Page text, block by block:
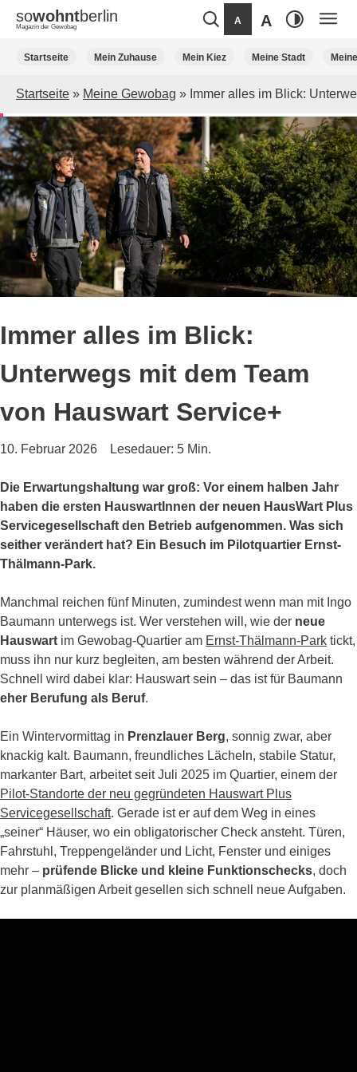
sowohntberlin
Magazin der Gewobag
A A
Startseite Mein Zuhause Mein Kiez Meine Stadt
Startseite » Meine Gewobag » Immer alles im Blick:
Immer alles im Blick:
Unterwegs mit dem Team
von Hauswart Service+
10. Februar 2026 Lesedauer: 5 Min.
Die Erwartungshaltung war groß: Vor einem halben Jahr
haben die ersten HauswartInnen der neuen HausWart Plus
Servicegesellschaft den Betrieb aufgenommen. Was sich
seither verändert hat? Ein Besuch im Pilotquartier Ernst-
Thälmann-Park.
Manchmal reichen fünf Minuten, zumindest wenn man mit Ingo
Baumann unterwegs ist. Wer verstehen will, wie der neue
Hauswart im Gewobag-Quartier am Ernst-Thälmann-Park tickt,
muss ihn nur kurz begleiten, am besten während der Arbeit.
Schnell wird dabei klar: Hauswart sein – das ist für Baumann
eher Berufung als Beruf.
Ein Wintervormittag in Prenzlauer Berg, sonnig zwar, aber
knackig kalt. Baumann, freundliches Lächeln, stabile Statur,
markanter Bart, arbeitet seit Juli 2025 im Quartier, einem der
Pilot-Standorte der neu gegründeten Hauswart Plus
Servicegesellschaft. Gerade ist er auf dem Weg in eines
„seiner“ Häuser, wo ein obligatorischer Check ansteht. Türen,
Fahrstuhl, Treppengeländer und Licht, Fenster und einiges
mehr – prüfende Blicke und kleine Funktionschecks, doch
zur planmäßigen Arbeit gesellen sich schnell neue Aufgaben.